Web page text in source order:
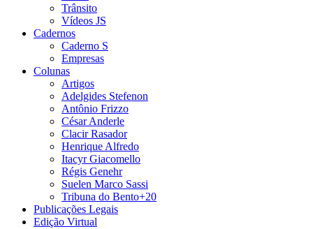
Trânsito
Vídeos JS
Cadernos
Caderno S
Empresas
Colunas
Artigos
Adelgides Stefenon
Antônio Frizzo
César Anderle
Clacir Rasador
Henrique Alfredo
Itacyr Giacomello
Régis Genehr
Suelen Marco Sassi
Tribuna do Bento+20
Publicações Legais
Edição Virtual